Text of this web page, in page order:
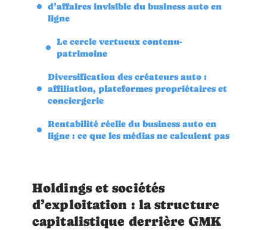
d’affaires invisible du business auto en
ligne
Le cercle vertueux contenu-
patrimoine
Diversification des créateurs auto :
affiliation, plateformes propriétaires et
conciergerie
Rentabilité réelle du business auto en
ligne : ce que les médias ne calculent pas
Holdings et sociétés
d’exploitation : la structure
capitalistique derrière GMK